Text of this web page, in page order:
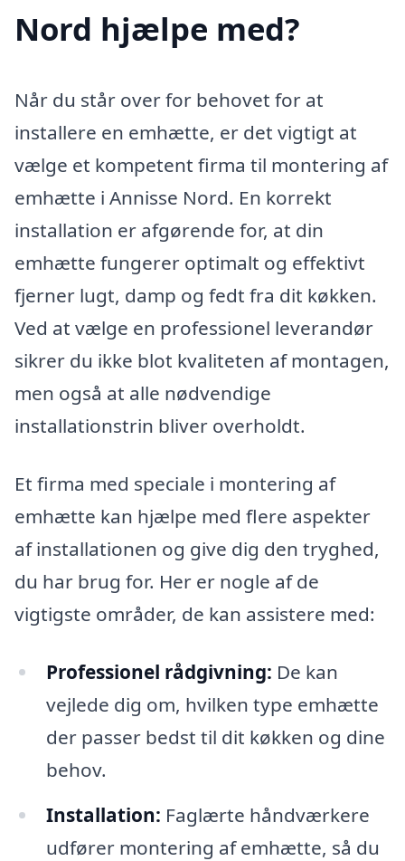
Nord hjælpe med?
Når du står over for behovet for at
installere en emhætte, er det vigtigt at
vælge et kompetent firma til montering af
emhætte i Annisse Nord. En korrekt
installation er afgørende for, at din
emhætte fungerer optimalt og effektivt
fjerner lugt, damp og fedt fra dit køkken.
Ved at vælge en professionel leverandør
sikrer du ikke blot kvaliteten af montagen,
men også at alle nødvendige
installationstrin bliver overholdt.
Et firma med speciale i montering af
emhætte kan hjælpe med flere aspekter
af installationen og give dig den tryghed,
du har brug for. Her er nogle af de
vigtigste områder, de kan assistere med:
Professionel rådgivning: De kan
vejlede dig om, hvilken type emhætte
der passer bedst til dit køkken og dine
behov.
Installation: Faglærte håndværkere
udfører montering af emhætte, så du